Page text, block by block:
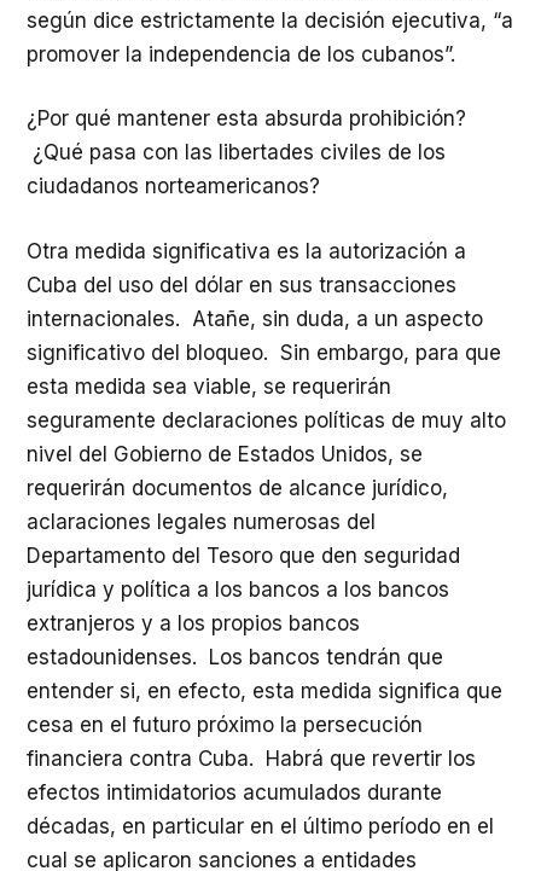
según dice estrictamente la decisión ejecutiva, “a
promover la independencia de los cubanos”.
¿Por qué mantener esta absurda prohibición?
¿Qué pasa con las libertades civiles de los
ciudadanos norteamericanos?
Otra medida significativa es la autorización a
Cuba del uso del dólar en sus transacciones
internacionales. Atañe, sin duda, a un aspecto
significativo del bloqueo. Sin embargo, para que
esta medida sea viable, se requerirán
seguramente declaraciones políticas de muy alto
nivel del Gobierno de Estados Unidos, se
requerirán documentos de alcance jurídico,
aclaraciones legales numerosas del
Departamento del Tesoro que den seguridad
jurídica y política a los bancos a los bancos
extranjeros y a los propios bancos
estadounidenses. Los bancos tendrán que
entender si, en efecto, esta medida significa que
cesa en el futuro próximo la persecución
financiera contra Cuba. Habrá que revertir los
efectos intimidatorios acumulados durante
décadas, en particular en el último período en el
cual se aplicaron sanciones a entidades